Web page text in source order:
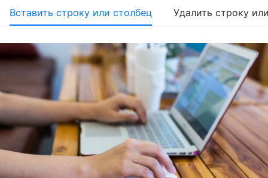
Вставить строку или столбец Удалить строку